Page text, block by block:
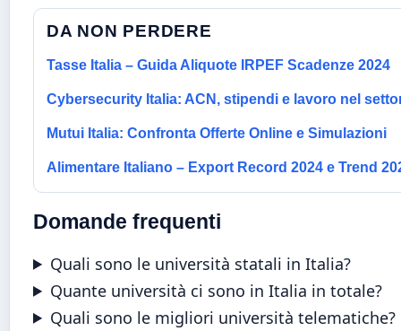
DA NON PERDERE
Tasse Italia – Guida Aliquote IRPEF Scadenze 2024
Cybersecurity Italia: ACN, stipendi e lavoro nel
Mutui Italia: Confronta Offerte Online e Simulazioni
Alimentare Italiano – Export Record 2024 e Trend
Domande frequenti
Quali sono le università statali in Italia?
Quante università ci sono in Italia in totale?
Quali sono le migliori università telematiche?